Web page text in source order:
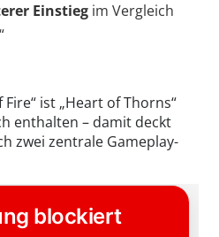
Einstieg im Vergleich
ist „Heart of Thorns“
enthalten – damit deckt
zwei zentrale Gameplay-